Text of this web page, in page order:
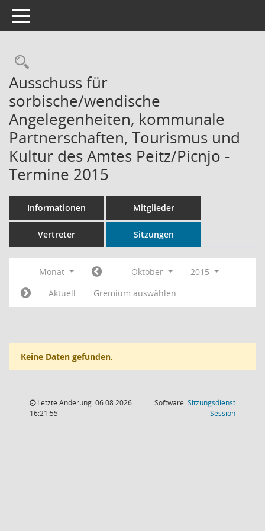
Toggle navigation
Rechercheauswahl
Ausschuss für
sorbische/wendische
Angelegenheiten, kommunale
Partnerschaften, Tourismus und
Kultur des Amtes Peitz/Picnjo -
Termine 2015
Informationen Mitglieder
Vertreter Sitzungen
Monat Oktober
2015
Aktuell
Gremium auswählen
Keine Daten gefunden.
Letzte Änderung: 06.08.2026
16:21:55
Software:Sitzungsdienst
Session(Wird in